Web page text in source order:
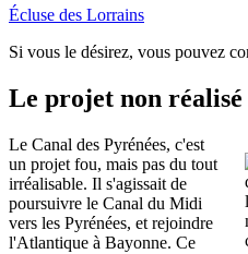
Écluse des Lorrains
Si vous le désirez, vous pouvez
Le projet non
Le Canal des Pyrénées, c'est
un projet fou, mais pas du tout
irréalisable. Il s'agissait de
poursuivre le Canal du Midi
vers les Pyrénées, et rejoindre
l'Atlantique à Bayonne. Ce